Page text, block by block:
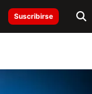
Suscribirse